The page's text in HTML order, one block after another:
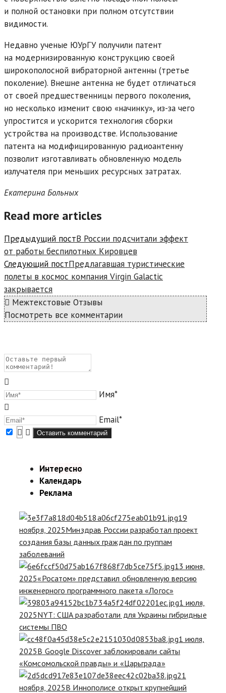
и полной остановки при полном отсутствии
видимости.
Недавно ученые ЮУрГУ получили патент
на модернизированную конструкцию своей
широкополосной вибраторной антенны (третье
поколение). Внешне антенна не будет отличаться
от своей предшественницы первого поколения,
но несколько изменит свою «начинку», из-за чего
упростится и ускорится технология сборки
устройства на производстве. Использование
патента на модифицированную радиоантенну
позволит изготавливать обновленную модель
излучателя при меньших ресурсных затратах.
Екатерина Больных
Read more articles
Предыдущий постВ России подсчитали эффект
от работы беспилотных Кировцев
Следующий постПредлагавшая туристические
полеты в космос компания Virgin Galactic
закрывается
Межтекстовые Отзывы
Посмотреть все комментарии
Имя*
Email*
Интересно
Календарь
Реклама
19
ноября, 2025Минздрав России разработал проект
создания базы данных граждан по группам
заболеваний
13 июня,
2025«Росатом» представил обновленную версию
инженерного программного пакета «Логос»
1 июля,
2025NYT: США разработали для Украины гибридные
системы ПВО
1 июля,
2025В Google Discover заблокировали сайты
«Комсомольской правды» и «Царьграда»
21
ноября, 2025В Иннополисе открыт крупнейший